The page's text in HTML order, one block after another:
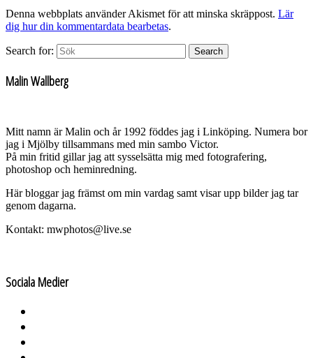
Denna webbplats använder Akismet för att minska skräppost. Lär
dig hur din kommentardata bearbetas.
Search for: Search
Malin Wallberg
Mitt namn är Malin och år 1992 föddes jag i Linköping. Numera bor
jag i Mjölby tillsammans med min sambo Victor.
På min fritid gillar jag att sysselsätta mig med fotografering,
photoshop och heminredning.
Här bloggar jag främst om min vardag samt visar upp bilder jag tar
genom dagarna.
Kontakt: mwphotos@live.se
Sociala Medier